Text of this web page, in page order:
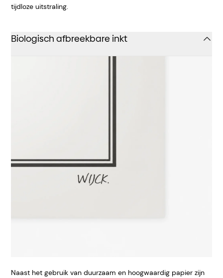
tijdloze uitstraling.
Biologisch afbreekbare inkt
Naast het gebruik van duurzaam en hoogwaardig papier zijn